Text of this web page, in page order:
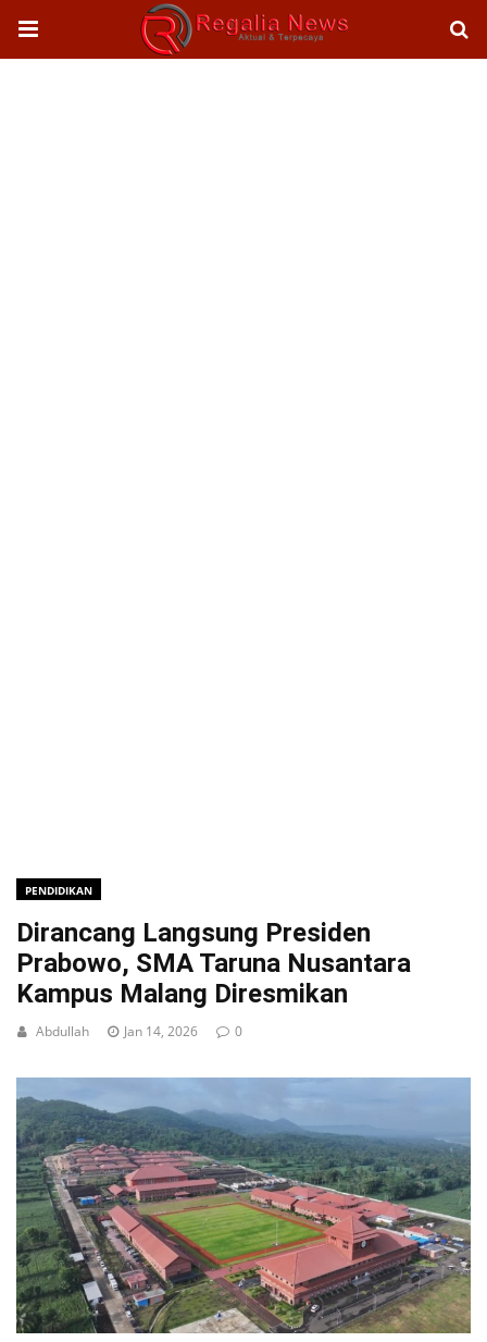
PENDIDIKAN
Dirancang Langsung Presiden
Prabowo, SMA Taruna Nusantara
Kampus Malang Diresmikan
Abdullah Jan 14, 2026 0